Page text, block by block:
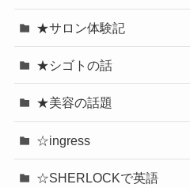
★サロン体験記
★シゴトの話
★美容の話題
☆ingress
☆SHERLOCKで英語